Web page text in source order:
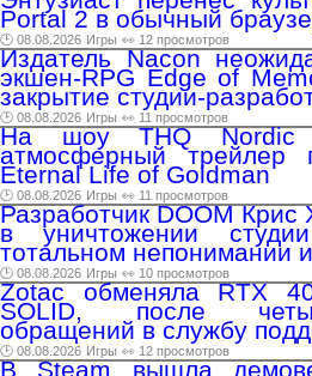
Portal 2 в обычный
🕑 08.08.2026 Игры 👀 12 просмотров
Издатель Nacon
экшен-RPG Edge of
закрытие студии-
🕑 08.08.2026 Игры 👀 11 просмотров
На шоу THQ Nordic
атмосферный трейлер
Eternal Life of Goldman
🕑 08.08.2026 Игры 👀 11 просмотров
Разработчик DOOM
в уничтожении
тотальном непонимании
🕑 08.08.2026 Игры 👀 10 просмотров
Zotac обменяла RTX
SOLID, после
обращений в службу
🕑 08.08.2026 Игры 👀 12 просмотров
В Steam вышла